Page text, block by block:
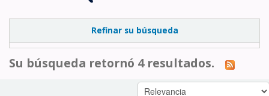
Refinar su búsqueda
Su búsqueda retornó 4 resultados.